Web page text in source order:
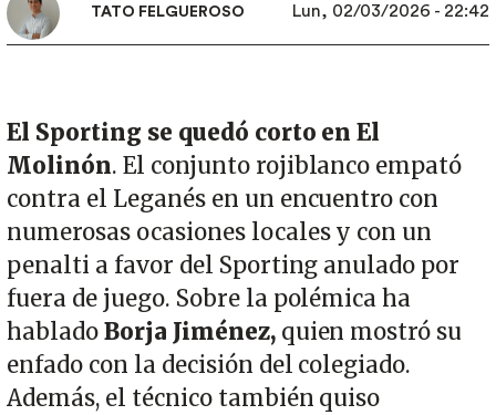
TATO FELGUEROSO Lun, 02/03/2026 - 22:42
El Sporting se quedó corto en El
Molinón. El conjunto rojiblanco empató
contra el Leganés en un encuentro con
numerosas ocasiones locales y con un
penalti a favor del Sporting anulado por
fuera de juego. Sobre la polémica ha
habladoBorja Jiménez,quien mostró su
enfado con la decisión del colegiado.
Además, el técnico también quiso